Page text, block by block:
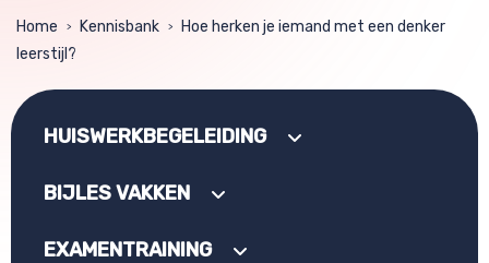
Home > Kennisbank >
Hoe herken je iemand met een denker
leerstijl?
HUISWERKBEGELEIDING
BIJLES VAKKEN
EXAMENTRAINING